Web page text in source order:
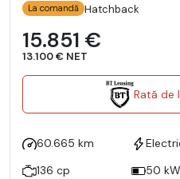
La comandă Hatchback
15.851 €
13.100 € NET
Rată de
60.665 km
136 cp
50